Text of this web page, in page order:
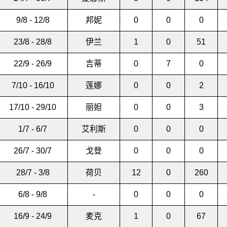
9/8 - 12/8 邦妮 0 0 0
23/8 - 28/8 伊兰 1 0 51
22/9 - 26/9 吉蒂 0 7 0
7/10 - 16/10 莲娜 0 0 2
17/10 - 29/10 丽妲 0 0 3
1/7 - 6/7 艾利斯 0 0 0
26/7 - 30/7 戈登 0 0 0
28/7 - 3/8 荷贝 12 0 260
6/8 - 9/8 - 0 0 0
16/9 - 24/9 麦克 1 0 67